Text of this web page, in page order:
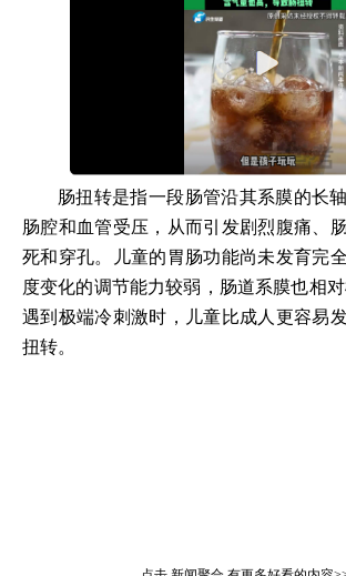
肠扭转是指一段肠管沿其系膜的长
肠腔和血管受压，从而引发剧烈腹痛、
死和穿孔。儿童的胃肠功能尚未发育完
度变化的调节能力较弱，肠道系膜也相
遇到极端冷刺激时，儿童比成人更容易
扭转。